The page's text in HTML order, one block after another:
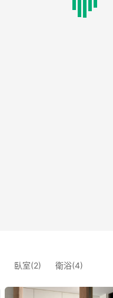
臥室(2) 衛浴(4)